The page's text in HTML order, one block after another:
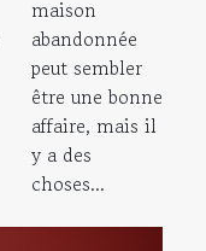
maison
abandonnée
peut sembler
être une bonne
affaire, mais il
y a des
choses...